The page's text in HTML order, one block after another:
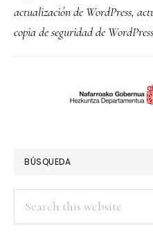
actualización de WordPress,
copia de seguridad de WordPress
PRIMARY
BÚSQUEDA